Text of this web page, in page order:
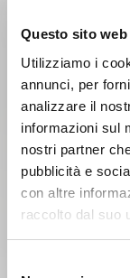
Questo sito
Utilizziamo i
annunci, per
analizzare il
informazioni sul
nostri partner
pubblicità e
con altre
raccolto dal suo
Leva cambio in
KTM SX 125 /
300 2023-2026
150 / 250 / 300
KTM XC-W 125